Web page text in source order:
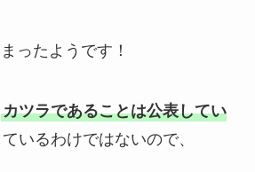
ったようです！
カツラであることは公表してい
いるわけではないので、